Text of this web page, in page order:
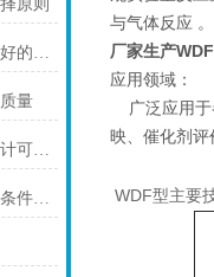
原则
实验室磁力高压反应釜具备良好的密封性能和温度控制精度
量
实验室高温高压釜的结构和设计可以提供出色的热均匀性和压力稳定性
水热反应釜可以在高压和高温条件下工作
与气体反应 。
厂家生产
应用领域：
广泛应用于
映、催化剂评
WDF型主要